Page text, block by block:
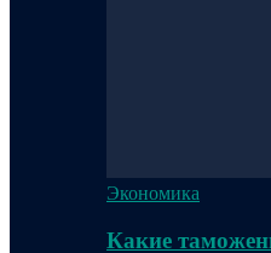
Экономика
Какие